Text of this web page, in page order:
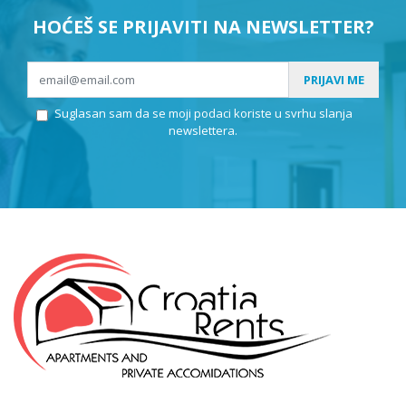
HOĆEŠ SE PRIJAVITI NA NEWSLETTER?
PRIJAVI ME
Suglasan sam da se moji podaci koriste u svrhu slanja
newslettera.